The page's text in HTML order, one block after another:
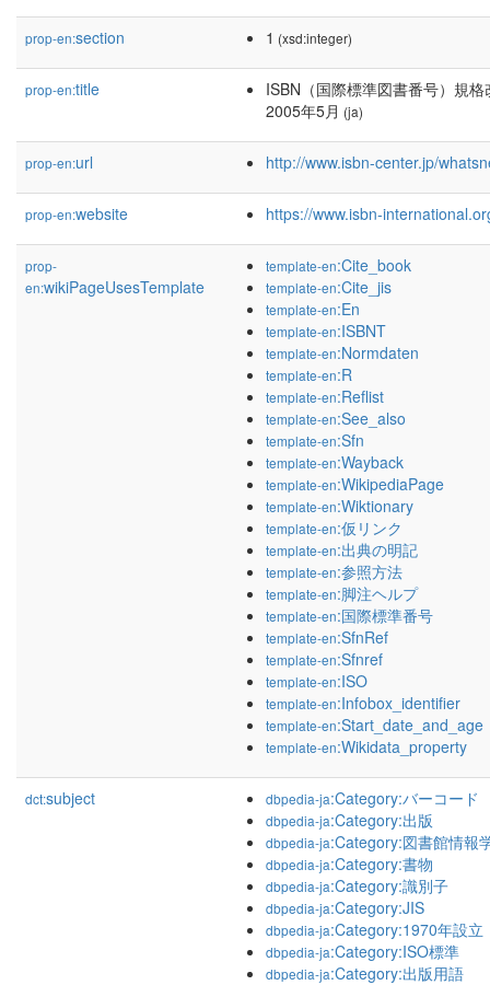
prop-en:section 1 (xsd:integer)
prop-en:title
ISBN（国際標準図書番号）規
2005年5月 (ja)
prop-en:url http://www.isbn-center.jp/
prop-en:website https://www.isbn-
prop-
en:wikiPageUsesTemplate
template-en:Cite_book
template-en:Cite_jis
template-en:En
template-en:ISBNT
template-en:Normdaten
template-en:R
template-en:Reflist
template-en:See_also
template-en:Sfn
template-en:Wayback
template-en:WikipediaPage
template-en:Wiktionary
template-en:仮リンク
template-en:出典の明記
template-en:参照方法
template-en:脚注ヘルプ
template-en:国際標準番号
template-en:SfnRef
template-en:Sfnref
template-en:ISO
template-en:Infobox_identifier
template-en:Start_date_and_age
template-en:Wikidata_property
dct:subject dbpedia-ja:Category:バーコード
dbpedia-ja:Category:出版
dbpedia-ja:Category:図書館情報
dbpedia-ja:Category:書物
dbpedia-ja:Category:識別子
dbpedia-ja:Category:JIS
dbpedia-ja:Category:1970年設立
dbpedia-ja:Category:ISO標準
dbpedia-ja:Category:出版用語